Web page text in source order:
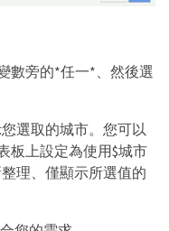
數旁的*任一*、然後選
選取的城市。您可以
板上設定為使用$城市
理、僅顯示所選值的